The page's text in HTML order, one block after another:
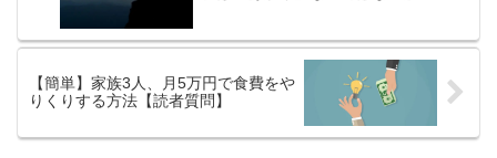
【簡単】家族3人、月5万円で食費をや
りくりする方法【読者質問】